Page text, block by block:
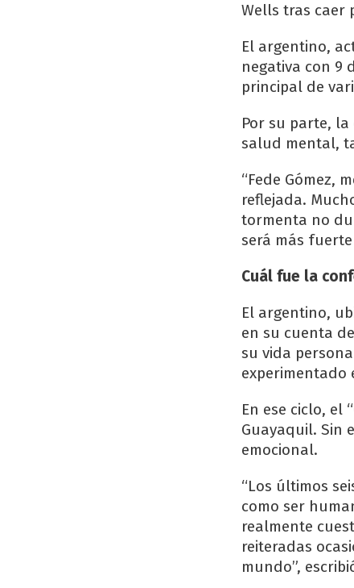
Wells tras caer
El argentino,
negativa con 9
principal de
Por su parte,
salud mental,
“Fede Gómez,
reflejada.
tormenta no
será más
Cuál fue la
El argentino,
en su cuenta
su vida
experimentado
En ese ciclo, el
Guayaquil. Sin
emocional.
“Los últimos
como ser
realmente
reiteradas
mundo”,